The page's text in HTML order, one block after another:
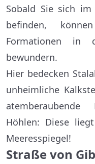
Sobald Sie sich im
befinden,
Formationen in
bewundern.
Hier bedecken
unheimliche
Höhlen: Diese
Meeresspiegel!
Straße von